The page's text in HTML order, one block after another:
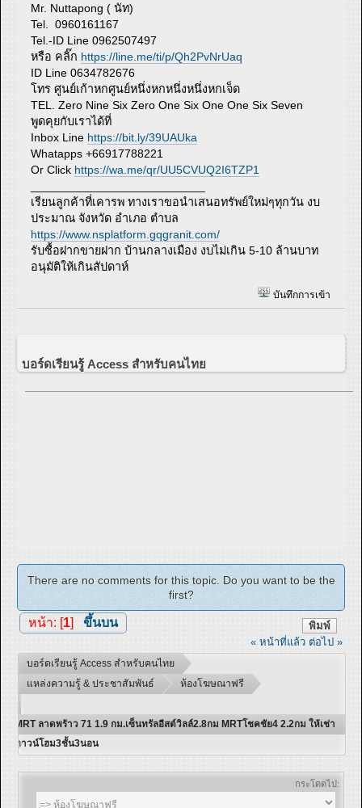
Mr. Nuttapong ( นัท)
Tel. 0960161167
Tel.-ID Line 0962507497
หรือ คลิ๊ก https://line.me/ti/p/Qh2PvNrUaq
ID Line 0634782676
โทร ศูนย์เก้าหกศูนย์หนึ่งหกหนึ่งหนึ่งหกเจ็ด
TEL. Zero Nine Six Zero One Six One One Six Seven
พูดคุยกับเราได้ที่
Inbox Line https://bit.ly/39UAUka
Whatapps +66917788221
Or Click https://wa.me/qr/UU5CVUQ2I6TZP1
เรียนลูกค้าที่เคารพ ทางเราขอนำเสนอทรัพย์ใหม่ๆทุกวัน งบ
ประมาณ จังหวัด อำเภอ ตำบล
https://www.nsplatform.gqgranit.com/
รับซื้อฝากขายฝาก บ้านกลางเมือง งบไม่เกิน 5-10 ล้านบาท
อนุมัติให้เกินสัปดาห์
บันทึกการเข้า
บอร์ดเรียนรู้ Access สำหรับคนไทย
There are no comments for this topic. Do you want to be the
first?
พิมพ์
หน้า: [ 1] ขึ้นบน
« หน้าที่แล้ว ต่อไป »
บอร์ดเรียนรู้ Access สำหรับคนไทย
แหล่งความรู้ & ประชาสัมพันธ์
ห้องโฆษณาฟรี
MRT ลาดพร้าว 71 1.9 กม.เซ็นทรัลอีสต์วิลล์2.8กม MRTโชคชัย4 2.2กม ให้เช่า
ทาวน์โฮม3ชั้น3นอน
กระโดดไป: